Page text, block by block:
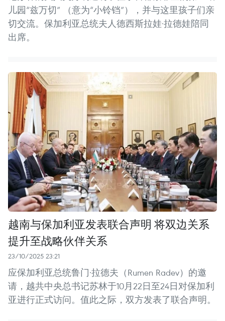
儿园“兹万切” （意为“小铃铛”），并与这里孩子们亲
切交流。保加利亚总统夫人德西斯拉娃·拉德娃陪同
出席。
越南与保加利亚发表联合声明 将双边关系
提升至战略伙伴关系
23/10/2025 23:21
应保加利亚总统鲁门·拉德夫（Rumen Radev）的邀
请，越共中央总书记苏林于10月22日至24日对保加利
亚进行正式访问。值此之际，双方发表了联合声明。